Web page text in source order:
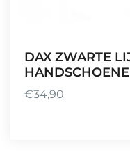
DAX ZWARTE
€34,90